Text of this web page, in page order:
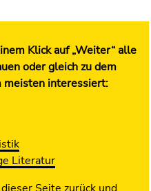
Klick auf „Weiter“ alle
oder gleich zu dem
meisten interessiert:
Literatur